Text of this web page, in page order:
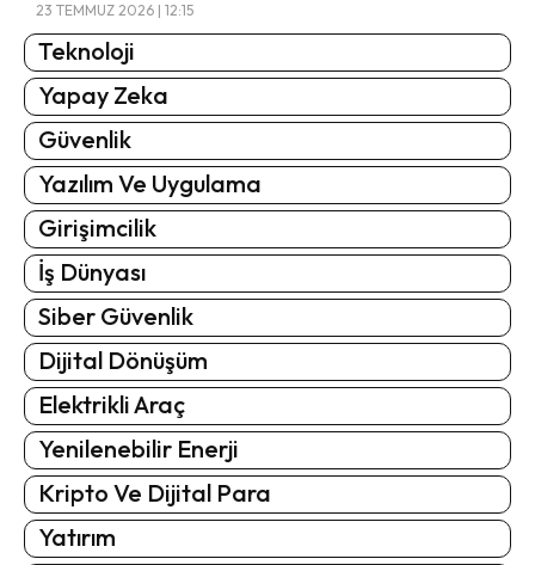
23 TEMMUZ 2026 | 12:15
Teknoloji
Yapay Zeka
Güvenlik
Yazılım Ve Uygulama
Girişimcilik
İş Dünyası
Siber Güvenlik
Dijital Dönüşüm
Elektrikli Araç
Yenilenebilir Enerji
Kripto Ve Dijital Para
Yatırım